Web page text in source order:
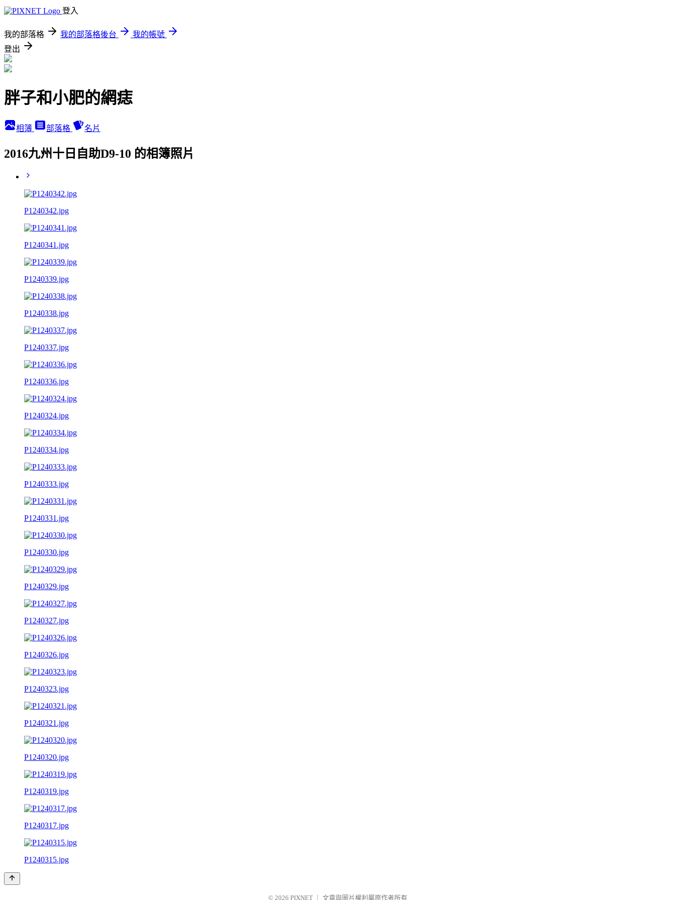
登入
我的部落格 我的部落格後台
我的帳號
登出
胖子和小肥的網痣
相簿 部落格 名片
2016九州十日自助D9-10 的相簿照片
P1240342.jpg
P1240341.jpg
P1240339.jpg
P1240338.jpg
P1240337.jpg
P1240336.jpg
P1240324.jpg
P1240334.jpg
P1240333.jpg
P1240331.jpg
P1240330.jpg
P1240329.jpg
P1240327.jpg
P1240326.jpg
P1240323.jpg
P1240321.jpg
P1240320.jpg
P1240319.jpg
P1240317.jpg
P1240315.jpg
© 2026 PIXNET 文章與圖片權利屬原作者所有